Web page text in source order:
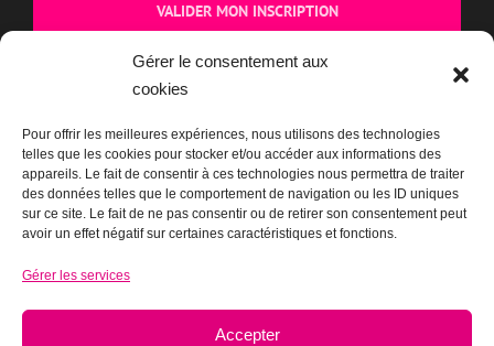
Gérer le consentement aux
cookies
Pour offrir les meilleures expériences, nous utilisons des technologies
telles que les cookies pour stocker et/ou accéder aux informations des
appareils. Le fait de consentir à ces technologies nous permettra de traiter
des données telles que le comportement de navigation ou les ID uniques
sur ce site. Le fait de ne pas consentir ou de retirer son consentement peut
avoir un effet négatif sur certaines caractéristiques et fonctions.
Gérer les services
Accepter
BOUTIQUE